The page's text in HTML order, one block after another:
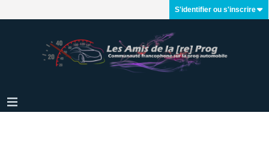
S'identifier ou s'inscrire